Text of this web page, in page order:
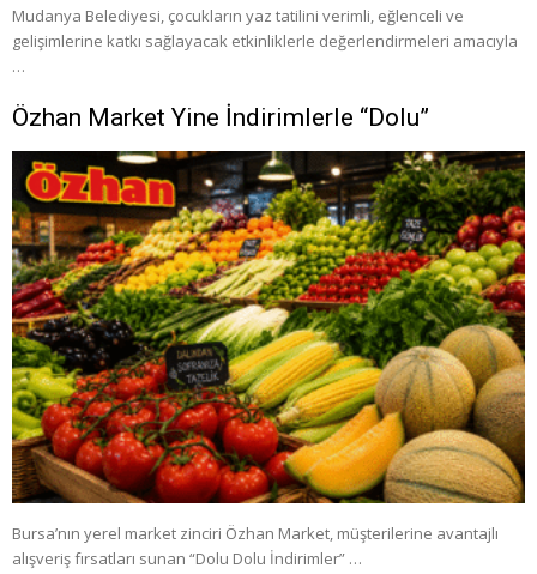
Mudanya Belediyesi, çocukların yaz tatilini verimli, eğlenceli ve
gelişimlerine katkı sağlayacak etkinliklerle değerlendirmeleri amacıyla
…
Özhan Market Yine İndirimlerle “Dolu”
Bursa’nın yerel market zinciri Özhan Market, müşterilerine avantajlı
alışveriş fırsatları sunan “Dolu Dolu İndirimler” …